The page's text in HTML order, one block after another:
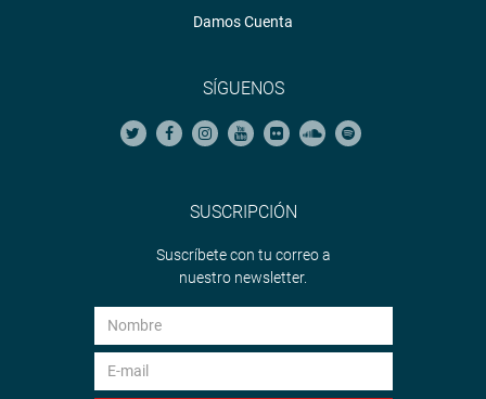
Damos Cuenta
SÍGUENOS
SUSCRIPCIÓN
Suscríbete con tu correo a
nuestro newsletter.